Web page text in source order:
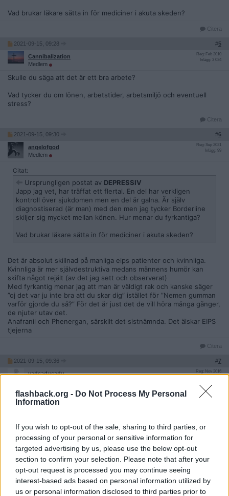
flashback.org - Do Not Process My Personal
Information
If you wish to opt-out of the sale, sharing to third parties, or
processing of your personal or sensitive information for
targeted advertising by us, please use the below opt-out
section to confirm your selection. Please note that after your
opt-out request is processed you may continue seeing
interest-based ads based on personal information utilized by
us or personal information disclosed to third parties prior to
Vad brukar läkare sätta in för mediciner i akuta skeden?
Citera
2021-09-15, 09:28 #5
Cannibalization
Medlem
Reg: Feb 2010
Inlägg: 3 034
Skulle du säga att det är ett bra arbete?
Vad tycker du om lönen, arbetstider, arbetsmiljö och eventuell
stress?
Citera
2021-09-15, 09:30 #6
angelofgod
Medlem
Reg: Sep 2021
Inlägg: 99
Citat:
Ursprungligen postat av DEPRESSIV
Japp jag vet, har träffat ett flertal. En del har verkligen
kontroll över sjukdomen men en del är galna. Är själv
diagnostiserad (är man) med den men jag tycker Borderline
skiljer sig mycket mellan könen. Hur menar du fyrkantiga?
Vad brukar läkare sätta in för mediciner i akuta skeden?
Det är absolut skillnad på manliga eips patienter och kvinnliga.
Kvinnliga är mer självdestruktiva medans männens humör kan
skifta något rejält (av det jag sett och observerat)
Med fyrkantig menar jag att man är väldigt rak och kanske säger
”oj det var ju inte bra att du skar dig” istället för ”Nemen gumman
varför gjorde du så?” För det är just det de vill höra många gånger,
de njuter utav det.
Anafranil och Phenergan, särskilt det sistnämnda. Det älskar EIPS
tjejerna
Citera
2021-09-15, 09:36 #7
vadsadusadu
Reg: Nov 2016
Vad är det läskigaste/jobbigaste du varit med om på jobbet?
Tänker typ om du hittat nån som försökt ta livet av sig eller blivit
Citera
2021-09-15, 09:41
angelofgod
Medlem
Inlägg: 99
Citat:
Ursprungligen postat avCannibalization